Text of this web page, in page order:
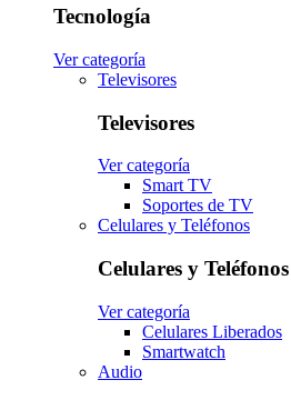
Tecnología
Ver categoría
Televisores
Televisores
Ver categoría
Smart TV
Soportes de TV
Celulares y Teléfonos
Celulares y Teléfonos
Ver categoría
Celulares Liberados
Smartwatch
Audio